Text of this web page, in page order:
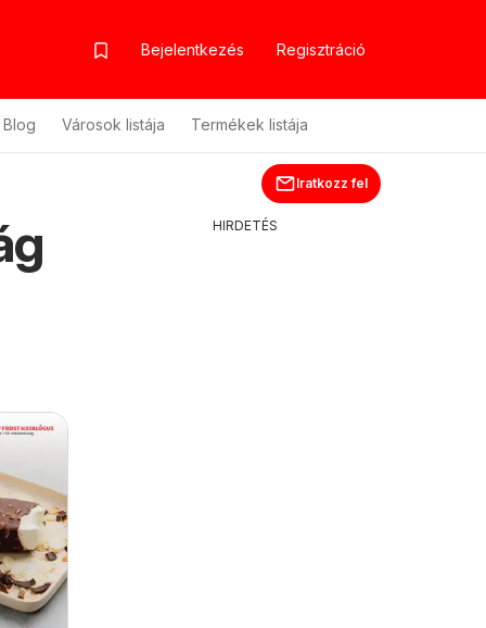
Bejelentkezés Regisztráció
Blog Városok listája Termékek listája
Iratkozz fel
HIRDETÉS